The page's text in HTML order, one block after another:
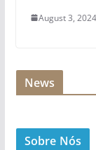
August 3, 2024
News
Sobre Nós